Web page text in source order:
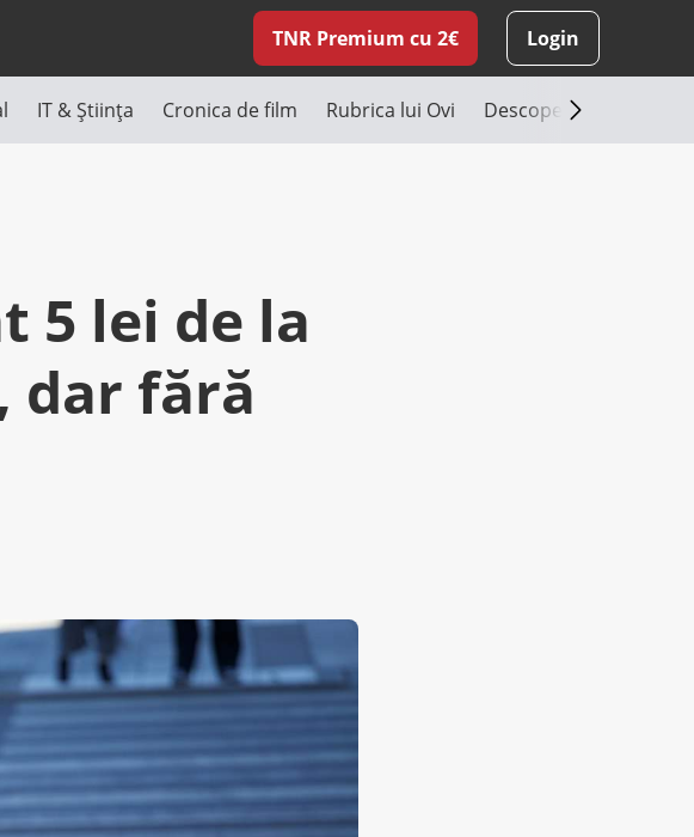
TNR Premium cu 2€ Login
IT & Știința Cronica de film Rubrica lui Ovi Descoperă România
5 lei de la
dar fără